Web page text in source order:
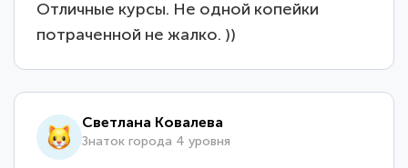
Отличные курсы. Не одной копейки
потраченной не жалко. ))
Светлана Ковалева
Знаток города 4 уровня